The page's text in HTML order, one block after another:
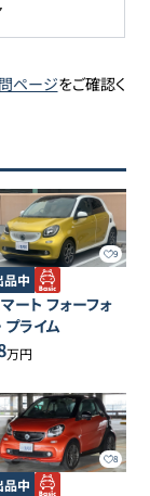
ページをご確認く
9
品中
ート フォーフォ
プライム
万円
8
品中